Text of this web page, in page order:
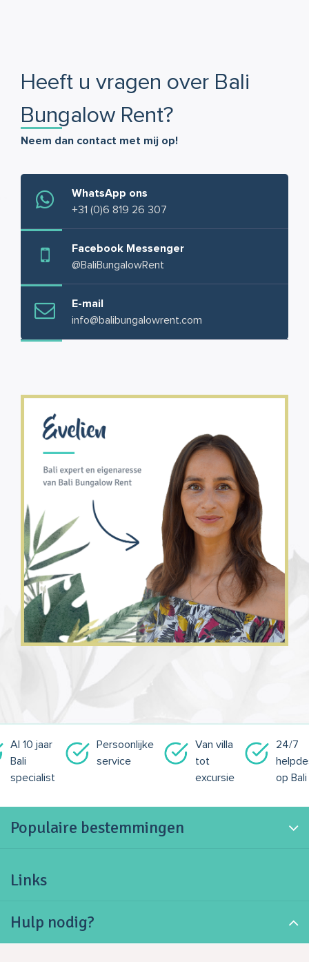
Heeft u vragen over Bali
Bungalow Rent?
Neem dan contact met mij op!
WhatsApp ons
+31 (0)6 819 26 307
Facebook Messenger
@BaliBungalowRent
E-mail
info@balibungalowrent.com
Al 10 jaar
Bali
specialist
Persoonlijke
service
Van villa
tot
excursie
24/7
op Bali
Populaire bestemmingen
Links
Hulp nodig?